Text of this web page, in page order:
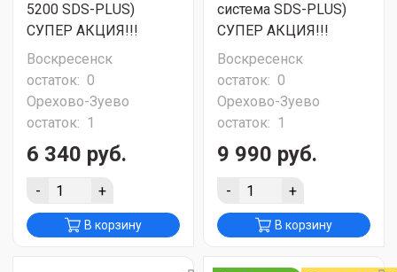
5200 SDS-PLUS)
СУПЕР АКЦИЯ!!!
Воскресенск
остаток: 0
Орехово-Зуево
остаток: 1
6 340 руб.
- +
В корзину
система SDS-PLUS)
СУПЕР АКЦИЯ!!!
Воскресенск
остаток: 0
Орехово-Зуево
остаток: 1
9 990 руб.
- +
В корзину